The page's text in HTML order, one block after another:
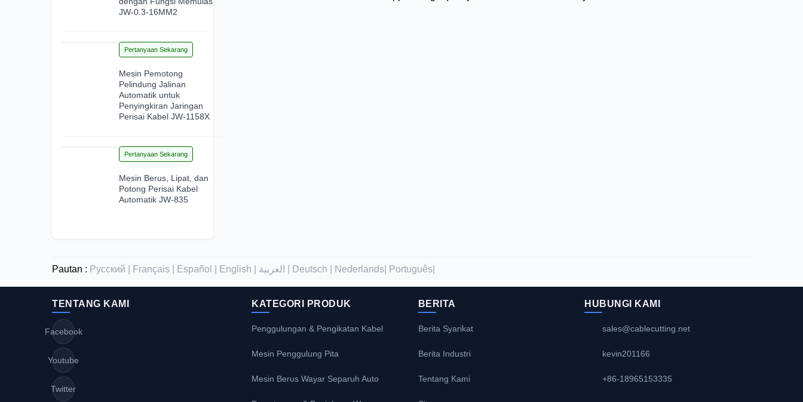
JW-0.3-16MM2
Pertanyaan Sekarang
Mesin Pemotong
Pelindung Jalinan
Automatik untuk
Penyingkiran Jaringan
Perisai Kabel JW-1158X
Pertanyaan Sekarang
Mesin Berus, Lipat, dan
Potong Perisai Kabel
Automatik JW-835
Pautan : Русский | Français | Español | English | Deutsch | Nederlands| Português|
TENTANG KAMI
Facebook
Youtube
Twitter
KATEGORI PRODUK
Penggulungan & Pengikatan Kabel
Mesin Penggulung Pita
Mesin Berus Wayar Separuh Auto
BERITA
Berita Syarikat
Berita Industri
Tentang Kami
HUBUNGI KAMI
sales@cablecutting.net
kevin201166
+86-18965153335